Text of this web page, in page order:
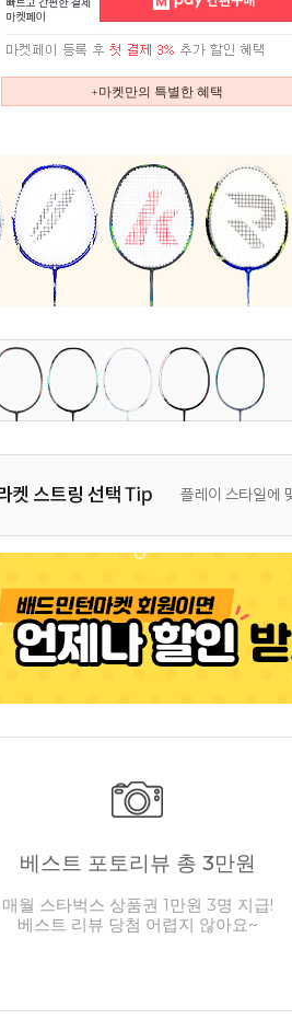
+마켓만의 특별한 혜택
베스트 포토리뷰 총 3만원
매월 스타벅스 상품권 1만원 3명 지급!
베스트 리뷰 당첨 어렵지 않아요~